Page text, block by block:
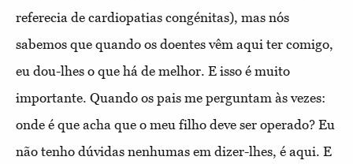
referecia de cardiopatias congénitas), mas nós
sabemos que quando os doentes vêm aqui ter comigo,
eu dou-lhes o que há de melhor. E isso é muito
importante. Quando os pais me perguntam às vezes:
onde é que acha que o meu filho deve ser operado? Eu
não tenho dúvidas nenhumas em dizer-lhes, é aqui. E